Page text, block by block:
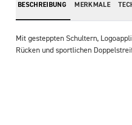
BESCHREIBUNG MERKMALE
Mit gesteppten Schultern,
Rücken und sportlichen